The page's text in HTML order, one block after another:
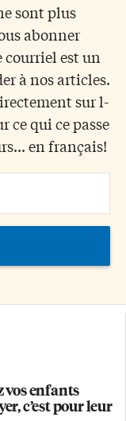
sont plus
abonner
est un
à nos articles.
sur l-
ce qui ce passe
en français!
vos enfants
c’est pour leur